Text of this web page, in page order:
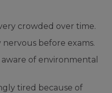
crowded over time.
nervous before exams.
of environmental
tired because of